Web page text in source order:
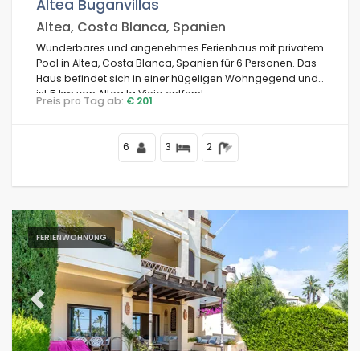
Altea Buganvillas
Altea, Costa Blanca, Spanien
Wunderbares und angenehmes Ferienhaus mit privatem
Pool in Altea, Costa Blanca, Spanien für 6 Personen. Das
Haus befindet sich in einer hügeligen Wohngegend und
ist 5 km von Altea la Vieja entfernt.
Preis pro Tag ab: € 201
6 3 2
FERIENWOHNUNG
Previous Next